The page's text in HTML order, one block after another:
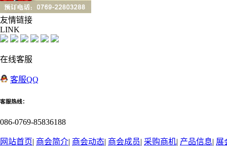
友情链接
LINK
在线客服
客服QQ
客服热线：
086-0769-85836188
网站首页| 商会简介| 商会动态| 商会成员| 采购商机| 产品信息| 展